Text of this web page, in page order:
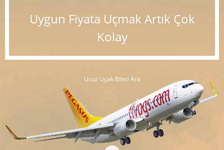
Uygun Fiyata Uçmak Artık Çok
Kolay
Ucuz Uçak Bileti Ara